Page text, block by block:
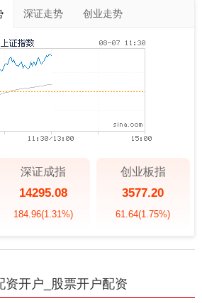
深证走势 创业走势
深证成指
14295.08
184.96(1.31%)
创业板指
3577.20
61.64(1.75%)
资开户_股票开户配资